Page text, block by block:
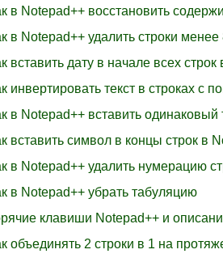
в Notepad++ восстановить
в Notepad++ удалить строки
вставить дату в начале всех
инвертировать текст в строках с
в Notepad++ вставить одинаковый
вставить символ в концы строк в
в Notepad++ удалить нумерацию
в Notepad++ убрать табуляцию
клавиши Notepad++ и
объединять 2 строки в 1 на